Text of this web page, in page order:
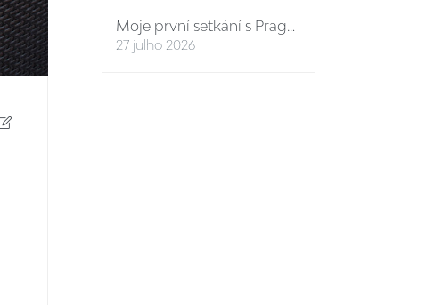
Moje první setkání s Prague-Castle-Tickets: osobní report
27 julho 2026